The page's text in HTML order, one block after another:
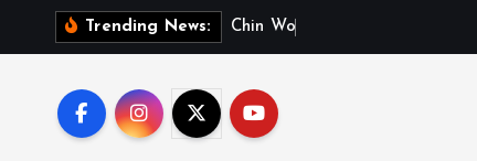
Trending News: Chin Wo